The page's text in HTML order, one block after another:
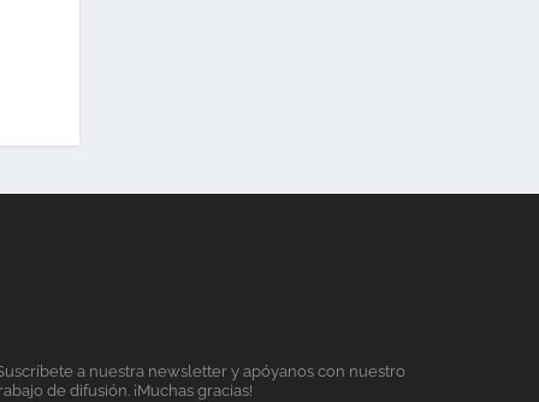
a nuestra newsletter y apóyanos con nuestro
de difusión. ¡Muchas gracias!